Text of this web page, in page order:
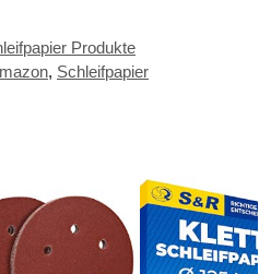
Produkte
, Schleifpapier